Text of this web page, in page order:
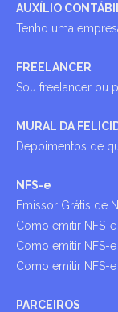
AUXÍLIO
Tenho uma
FREELANCER
Sou freelancer ou
MURAL DA
Depoimentos de
NFS-e
Emissor Grátis de
Como emitir NFS-
Como emitir NFS-
Como emitir NFS-
PARCEIROS